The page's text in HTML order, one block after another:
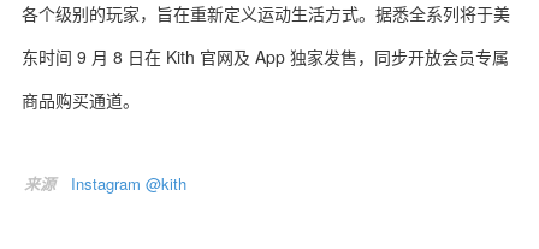
各个级别的玩家，旨在重新定义运动生活方式。据悉全系列将于美
东时间 9 月 8 日在 Kith 官网及 App 独家发售，同步开放会员专属
商品购买通道。
来源 Instagram @kith